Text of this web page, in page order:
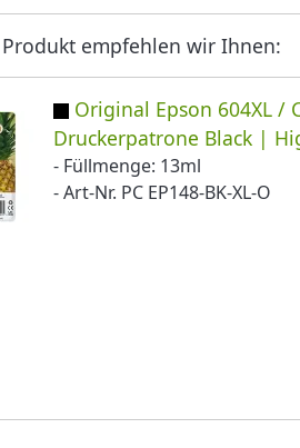
empfehlen wir Ihnen:
Original Epson 604XL /
Druckerpatrone Black |
- Füllmenge: 13ml
- Art-Nr. PC EP148-BK-XL-O